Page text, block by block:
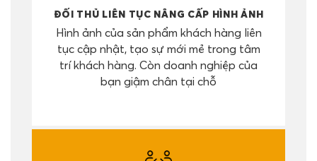
ĐỐI THỦ LIÊN TỤC NÂNG CẤP HÌNH ẢNH
Hình ảnh của sản phẩm khách hàng liên
tục cập nhật, tạo sự mới mẻ trong tâm
trí khách hàng. Còn doanh nghiệp của
bạn giậm chân tại chỗ